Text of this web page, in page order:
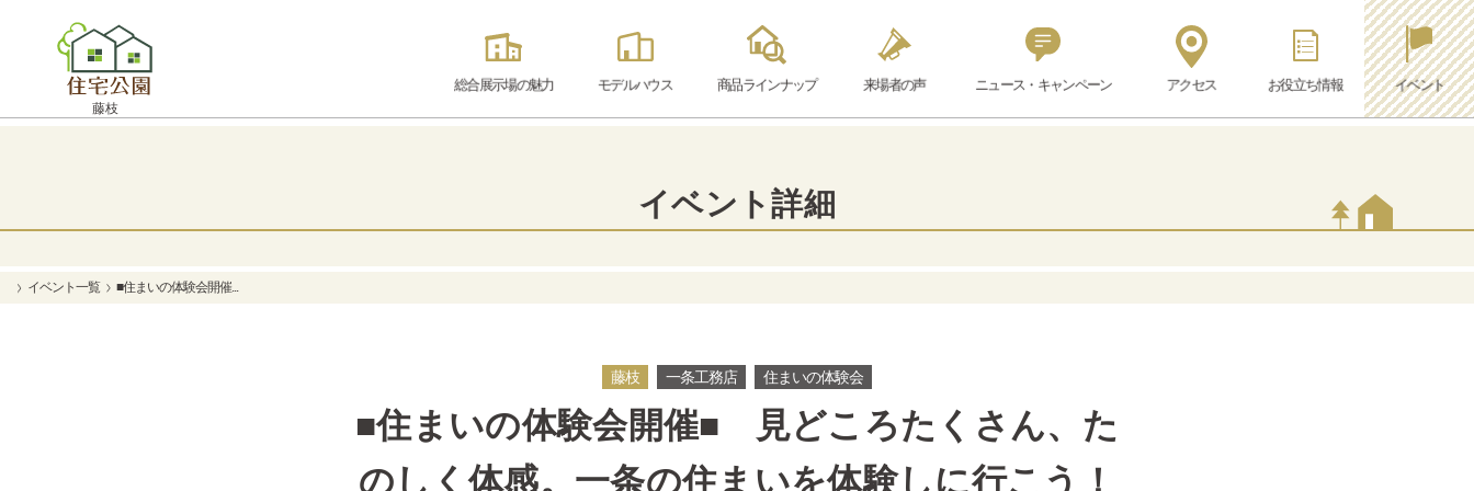
藤枝
総合展示場の魅力 モデルハウス 商品ラインナップ 来場者の声 ニュース・キャンペーン アクセス お役立ち情報 イベント
イベント詳細
イベント一覧 ■住まいの体験会開催...
藤枝 一条工務店 住まいの体験会
■住まいの体験会開催■ 見どころたくさん、た
のしく体感。一条の住まいを体験しに行こう！